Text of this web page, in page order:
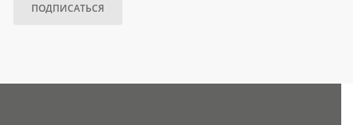
ПОДПИСАТЬСЯ